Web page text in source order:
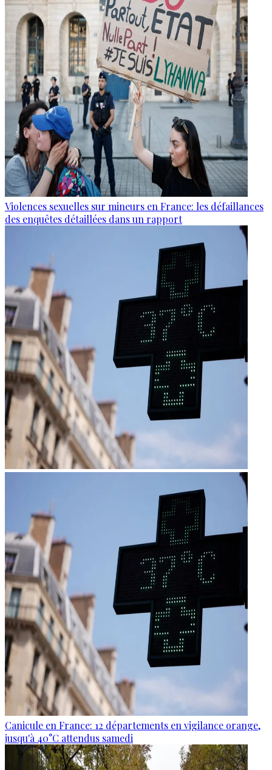
Violences sexuelles sur mineurs en France: les défaillances
des enquêtes détaillées dans un rapport
Canicule en France: 12 départements en vigilance orange,
jusqu'à 40°C attendus samedi